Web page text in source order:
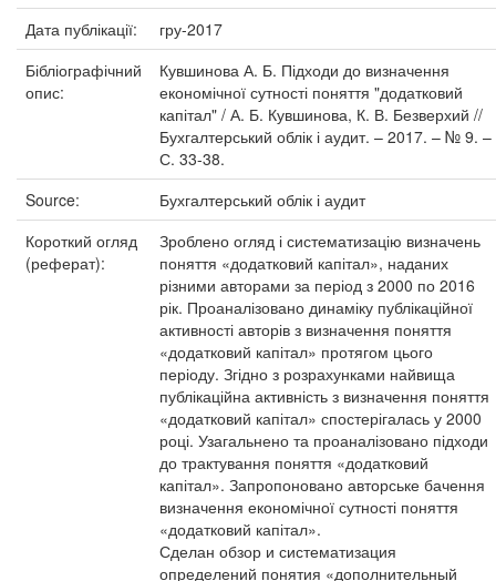
Дата публікації:
гру-2017
Бібліографічний
опис:
Кувшинова А. Б. Підходи до визначення
економічної сутності поняття "додатковий
капітал" / А. Б. Кувшинова, К. В. Безверхий //
Бухгалтерський облік і аудит. – 2017. – № 9. –
С. 33-38.
Source:
Бухгалтерський облік і аудит
Короткий огляд
(реферат):
Зроблено огляд і систематизацію визначень
поняття «додатковий капітал», наданих
різними авторами за період з 2000 по 2016
рік. Проаналізовано динаміку публікаційної
активності авторів з визначення поняття
«додатковий капітал» протягом цього
періоду. Згідно з розрахунками найвища
публікаційна активність з визначення поняття
«додатковий капітал» спостерігалась у 2000
році. Узагальнено та проаналізовано підходи
до трактування поняття «додатковий
капітал». Запропоновано авторське бачення
визначення економічної сутності поняття
«додатковий капітал».
Сделан обзор и систематизация
определений понятия «дополнительный